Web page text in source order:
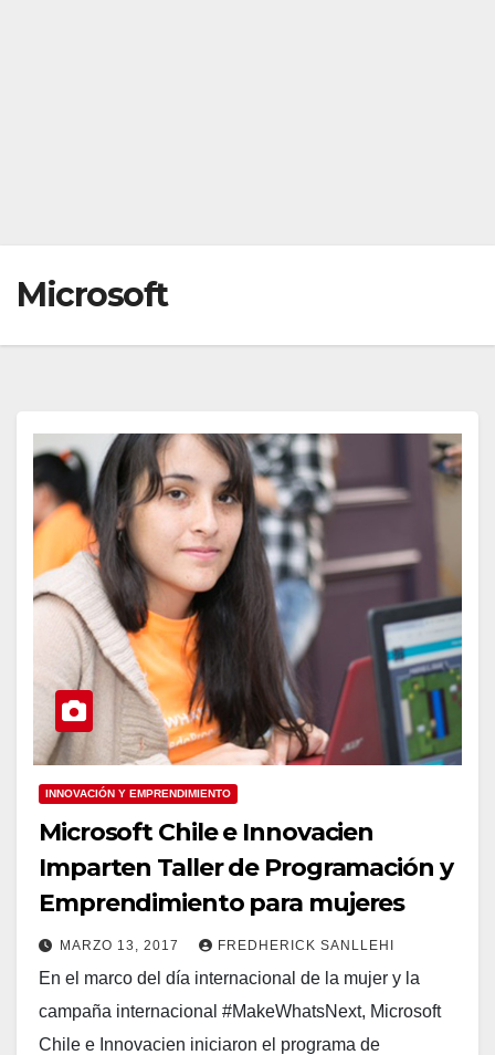
Microsoft
INNOVACIÓN Y EMPRENDIMIENTO
Microsoft Chile e Innovacien
Imparten Taller de Programación y
Emprendimiento para mujeres
MARZO 13, 2017 FREDHERICK SANLLEHI
En el marco del día internacional de la mujer y la
campaña internacional #MakeWhatsNext, Microsoft
Chile e Innovacien iniciaron el programa de